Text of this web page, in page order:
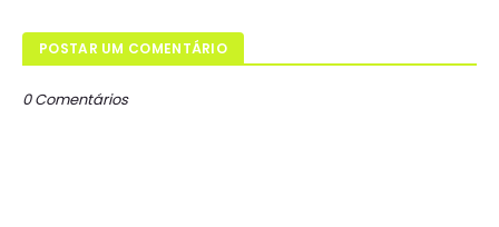
POSTAR UM COMENTÁRIO
0 Comentários